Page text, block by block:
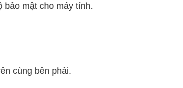
bảo mật cho máy tính.
cùng bên phải.